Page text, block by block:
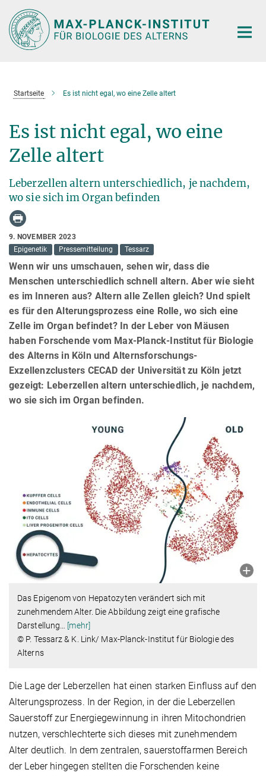
Hauptinhalt
Startseite Es ist nicht egal, wo eine Zelle altert
Es ist nicht egal, wo eine
Zelle altert
Leberzellen altern unterschiedlich, je nachdem,
wo sie sich im Organ befinden
9. NOVEMBER 2023
Epigenetik
Pressemitteilung Tessarz
Wenn wir uns umschauen, sehen wir, dass die
Menschen unterschiedlich schnell altern. Aber wie sieht
es im Inneren aus? Altern alle Zellen gleich? Und spielt
es für den Alterungsprozess eine Rolle, wo sich eine
Zelle im Organ befindet? In der Leber von Mäusen
haben Forschende vom Max-Planck-Institut für Biologie
des Alterns in Köln und Alternsforschungs-
Exzellenzclusters CECAD der Universität zu Köln jetzt
gezeigt: Leberzellen altern unterschiedlich, je nachdem,
wo sie sich im Organ befinden.
Das Epigenom von Hepatozyten verändert sich mit
zunehmendem Alter. Die Abbildung zeigt eine grafische
Darstellung
[mehr]
© P. Tessarz & K. Link/ Max-Planck-Institut für Biologie des
Alterns
Die Lage der Leberzellen hat einen starken Einfluss auf den
Alterungsprozess. In der Region, in der die Leberzellen
Sauerstoff zur Energiegewinnung in ihren Mitochondrien
nutzen, verschlechterte sich dieses mit zunehmendem
Alter deutlich. In dem zentralen, sauerstoffarmen Bereich
der Leber hingegen stellten die Forschenden keine